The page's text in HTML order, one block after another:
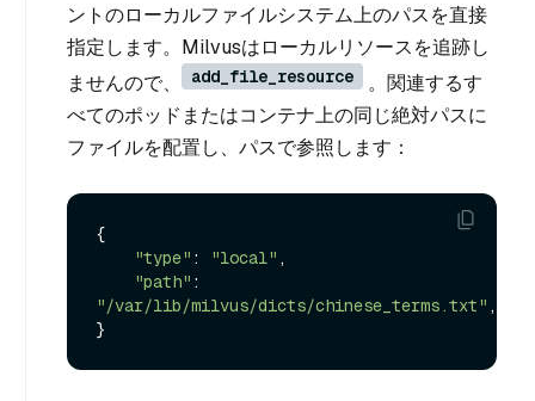
ントのローカルファイルシステム上のパスを直接
指定します。Milvusはローカルリソースを追跡し
ませんので、
add_file_resource
。関連するす
べてのポッドまたはコンテナ上の同じ絶対パスに
ファイルを配置し、パスで参照します：
{
"type" : "local" ,
"path"
"/var/lib/milvus/dicts/chinese_terms.txt" ,